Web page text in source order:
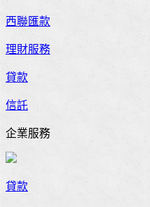
西聯匯款
理財服務
貸款
信託
企業服務
貸款